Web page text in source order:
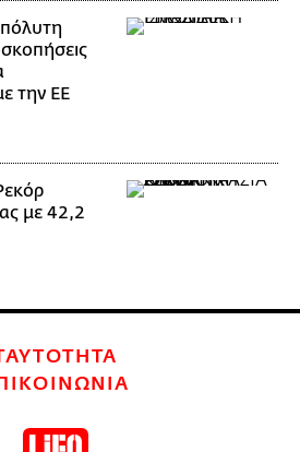
την ΕΕ
με 42,2